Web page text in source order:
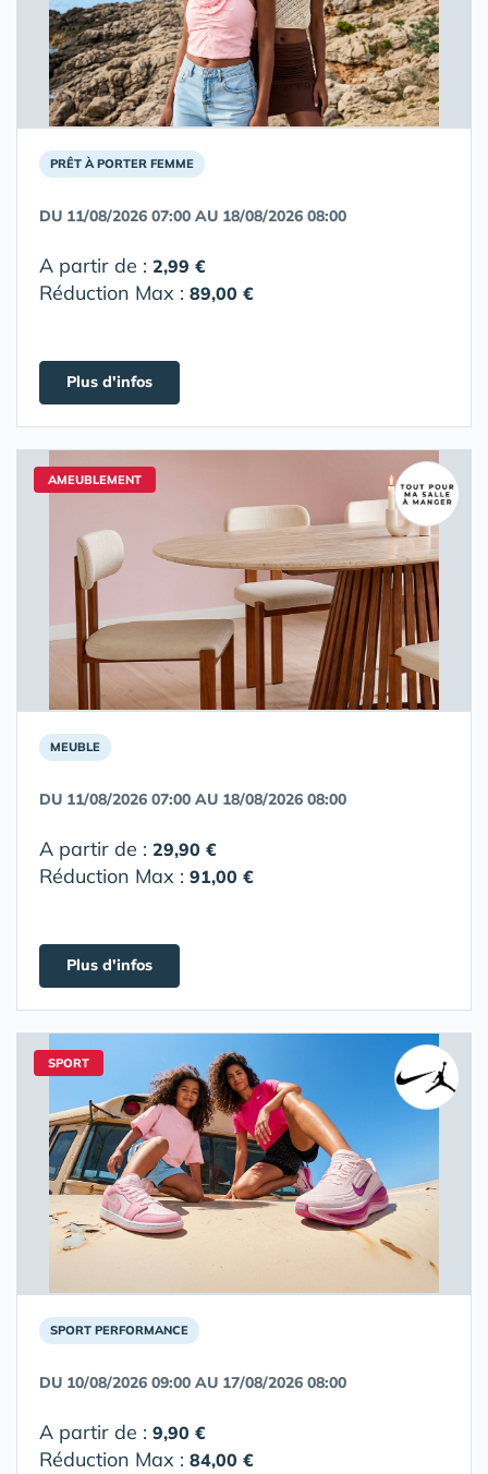
PRÊT À PORTER FEMME
DU 11/08/2026 07:00 AU 18/08/2026 08:00
A partir de : 2,99 €
Réduction Max : 89,00 €
Plus d'infos
AMEUBLEMENT
MEUBLE
DU 11/08/2026 07:00 AU 18/08/2026 08:00
A partir de : 29,90 €
Réduction Max : 91,00 €
Plus d'infos
SPORT
SPORT PERFORMANCE
DU 10/08/2026 09:00 AU 17/08/2026 08:00
A partir de : 9,90 €
Réduction Max : 84,00 €